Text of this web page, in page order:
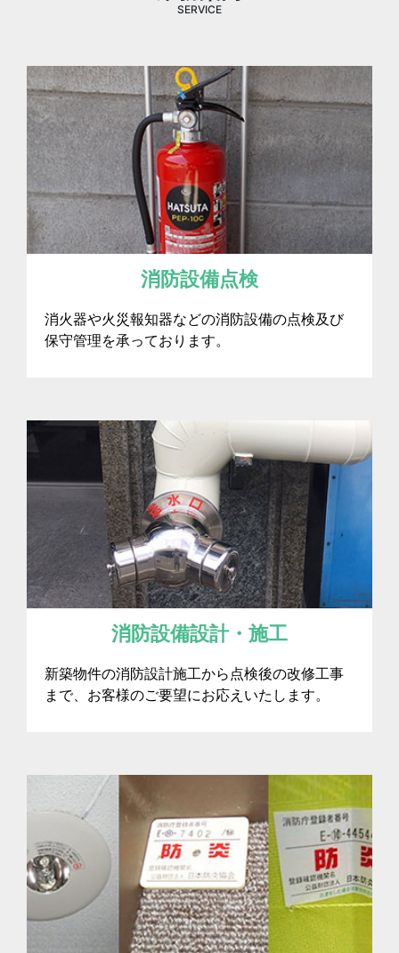
SERVICE
消防設備点検
消火器や火災報知器などの消防設備の点検及び
保守管理を承っております。
消防設備設計・施工
新築物件の消防設計施工から点検後の改修工事
まで、お客様のご要望にお応えいたします。